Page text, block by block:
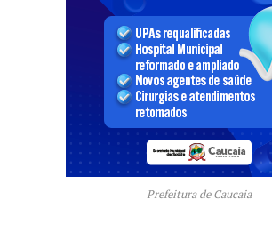
Prefeitura de Caucaia